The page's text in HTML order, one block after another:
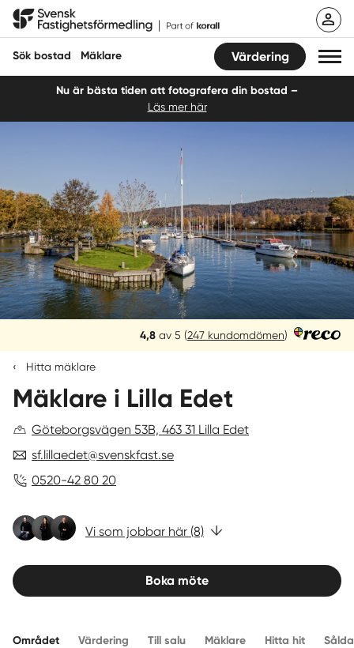
Hoppa
Svensk Fastighetsförmedling
Sök bostad Mäklare Värdering
Sälja
Köpa
Guider
Start
Sverige|Spanien
Nu är bästa tiden att fotografera din bostad –
Läs mer här
Reco
betyg:
av
5
(247
kundomdömen)
4,8 av 5 (247 kundomdömen)
‹ Hitta mäklare
Mäklare i Lilla Edet
Göteborgsvägen 53B, 463 31 Lilla Edet
sf.lillaedet@svenskfast.se
0520-42 80 20
Vi som jobbar här (8)
Boka möte
Området Värdering Till salu Mäklare Hitta hit Sålda